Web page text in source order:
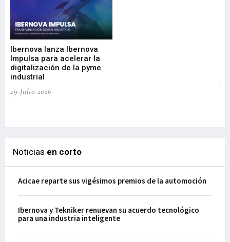
Ibernova lanza Ibernova
Impulsa para acelerar la
digitalización de la pyme
industrial
29-Julio-2026
Noticias en corto
Acicae reparte sus vigésimos premios de la automoción
Ibernova y Tekniker renuevan su acuerdo tecnológico
para una industria inteligente